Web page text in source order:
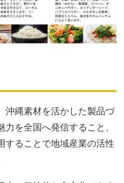
沖縄素材を活かした製品づ
を全国へ発信すること、
することで地域産業の活性